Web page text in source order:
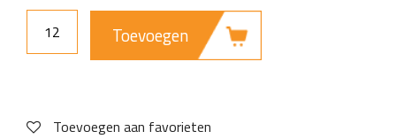
Toevoegen
Toevoegen aan favorieten